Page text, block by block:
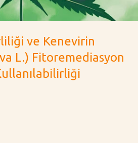
ve Kenevirin
L.) Fitoremediasyon